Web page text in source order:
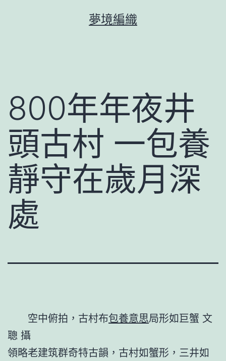
夢境編織
800年年夜井
頭古村 一包養
靜守在歲月深
處
空中俯拍，古村布包養意思局形如巨蟹 文
聰 攝
領略老建筑群奇特古韻，古村如蟹形，三井如